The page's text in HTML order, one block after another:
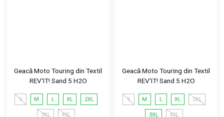
Geacă Moto Touring din Textil
REV'IT! Sand 5 H2O
S M L XL 2XL
3XL 4XL
Geacă Moto Touring din Textil
REV'IT! Sand 5 H2O
S M L XL 2XL
3XL 4XL